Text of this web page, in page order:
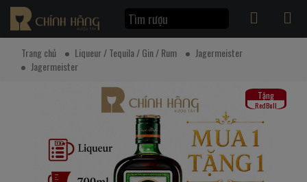
Trang chủ Liqueur / Tequila / Gin / Rum
Jagermeister
Jagermeister
Tặng
RedBull